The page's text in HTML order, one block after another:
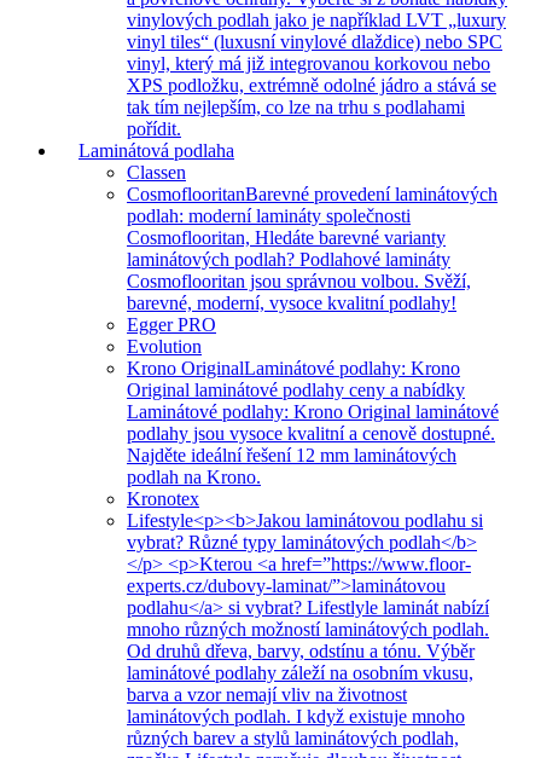
vinylových podlah jako je například LVT „luxury
vinyl tiles“ (luxusní vinylové dlaždice) nebo SPC
vinyl, který má již integrovanou korkovou nebo
XPS podložku, extrémně odolné jádro a stává se
tak tím nejlepším, co lze na trhu s podlahami
pořídit.
Laminátová podlaha
Classen
CosmoflooritanBarevné provedení laminátových
podlah: moderní lamináty společnosti
Cosmoflooritan, Hledáte barevné varianty
laminátových podlah? Podlahové lamináty
Cosmoflooritan jsou správnou volbou. Svěží,
barevné, moderní, vysoce kvalitní podlahy!
Egger PRO
Evolution
Krono OriginalLaminátové podlahy: Krono
Original laminátové podlahy ceny a nabídky
Laminátové podlahy: Krono Original laminátové
podlahy jsou vysoce kvalitní a cenově dostupné.
Najděte ideální řešení 12 mm laminátových
podlah na Krono.
Kronotex
Lifestyle<p><b>Jakou laminátovou podlahu si
vybrat? Různé typy laminátových podlah</b>
</p> <p>Kterou <a href=”https://www.floor-
experts.cz/dubovy-laminat/”>laminátovou
podlahu</a> si vybrat? Lifestlyle laminát nabízí
mnoho různých možností laminátových podlah.
Od druhů dřeva, barvy, odstínu a tónu. Výběr
laminátové podlahy záleží na osobním vkusu,
barva a vzor nemají vliv na životnost
laminátových podlah. I když existuje mnoho
různých barev a stylů laminátových podlah,